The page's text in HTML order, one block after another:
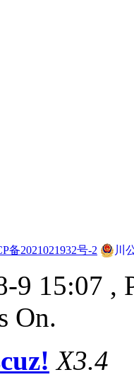
备2021021932号-2 川
9 15:07 ,
On.
X3.4